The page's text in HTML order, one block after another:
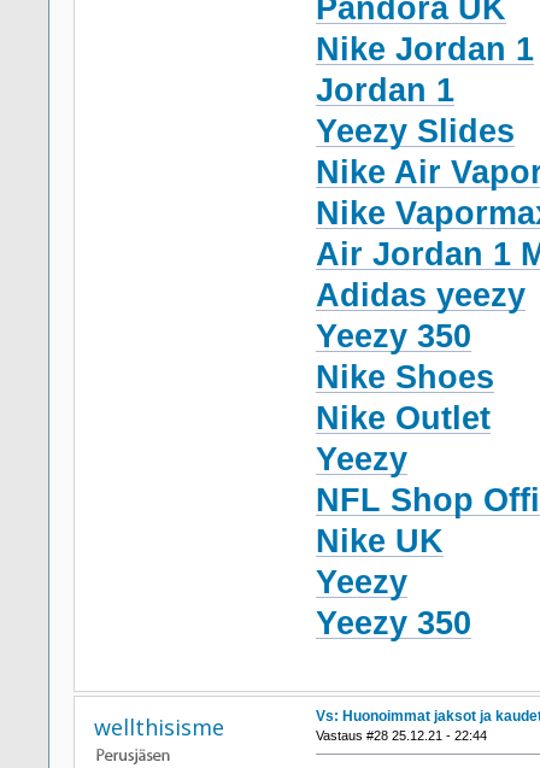
Pandora UK
Nike Jordan 1
Jordan 1
Yeezy Slides
Nike Air
Nike
Air Jordan 1
Adidas yeezy
Yeezy 350
Nike Shoes
Nike Outlet
Yeezy
NFL Shop
Nike UK
Yeezy
Yeezy 350
wellthisisme Vs: Huonoimmat jaksot ja
Vastaus #28 25.12.21 - 22:44